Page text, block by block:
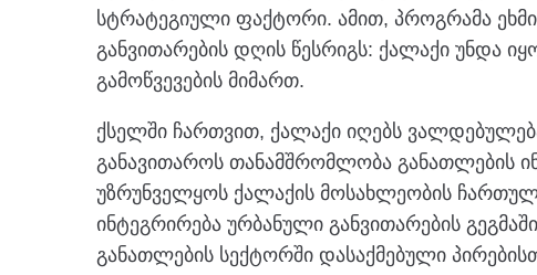
სტრატეგიული ფაქტორი. ამით, პროგრამა
განვითარების დღის წესრიგს: ქალაქი უნდა
გამოწვევების მიმართ.
ქსელში ჩართვით, ქალაქი იღებს
განავითაროს თანამშრომლობა განათლების
უზრუნველყოს ქალაქის მოსახლეობის
ინტეგრირება ურბანული განვითარების
განათლების სექტორში დასაქმებული